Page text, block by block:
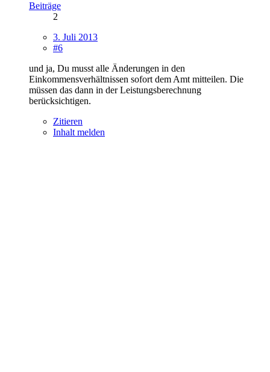
Beiträge
2
3. Juli 2013
#6
und ja, Du musst alle Änderungen in den
Einkommensverhältnissen sofort dem Amt mitteilen. Die
müssen das dann in der Leistungsberechnung
berücksichtigen.
Zitieren
Inhalt melden